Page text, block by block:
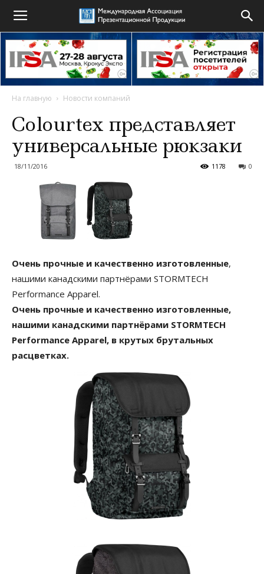
На главную Новости компаний
Сolourtex представляет
универсальные рюкзаки
18/11/2016 0
1178
Очень прочные и качественно изготовленные,
нашими канадскими партнёрами STORMTECH
Performance Apparel.
Очень прочные и качественно изготовленные,
нашими канадскими партнёрами STORMTECH
Performance Apparel, в крутых брутальных
расцветках.